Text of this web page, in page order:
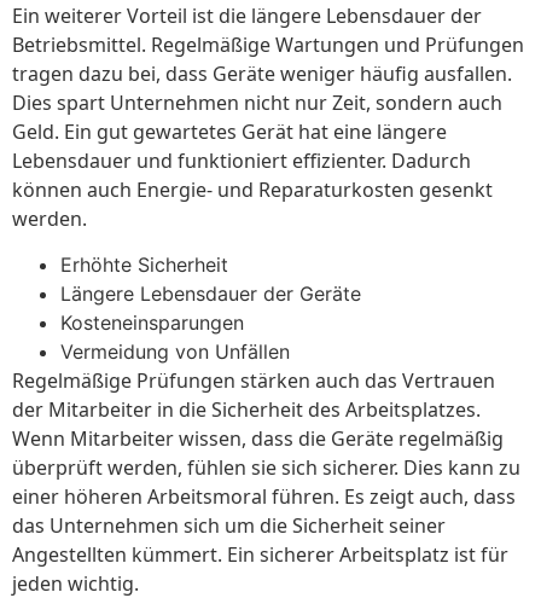
Ein weiterer Vorteil ist die längere Lebensdauer der
Betriebsmittel. Regelmäßige Wartungen und Prüfungen
tragen dazu bei, dass Geräte weniger häufig ausfallen.
Dies spart Unternehmen nicht nur Zeit, sondern auch
Geld. Ein gut gewartetes Gerät hat eine längere
Lebensdauer und funktioniert effizienter. Dadurch
können auch Energie- und Reparaturkosten gesenkt
werden.
Erhöhte Sicherheit
Längere Lebensdauer der Geräte
Kosteneinsparungen
Vermeidung von Unfällen
Regelmäßige Prüfungen stärken auch das Vertrauen
der Mitarbeiter in die Sicherheit des Arbeitsplatzes.
Wenn Mitarbeiter wissen, dass die Geräte regelmäßig
überprüft werden, fühlen sie sich sicherer. Dies kann zu
einer höheren Arbeitsmoral führen. Es zeigt auch, dass
das Unternehmen sich um die Sicherheit seiner
Angestellten kümmert. Ein sicherer Arbeitsplatz ist für
jeden wichtig.